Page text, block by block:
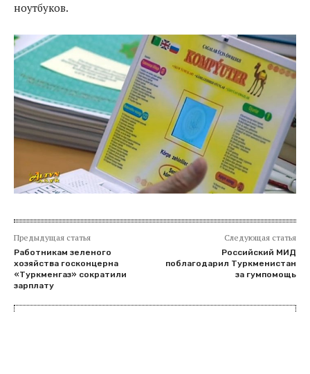
ноутбуков.
Предыдущая статья
Работникам зеленого
хозяйства госконцерна
«Туркменгаз» сократили
зарплату
Следующая статья
Российский МИД
поблагодарил Туркменистан
за гумпомощь